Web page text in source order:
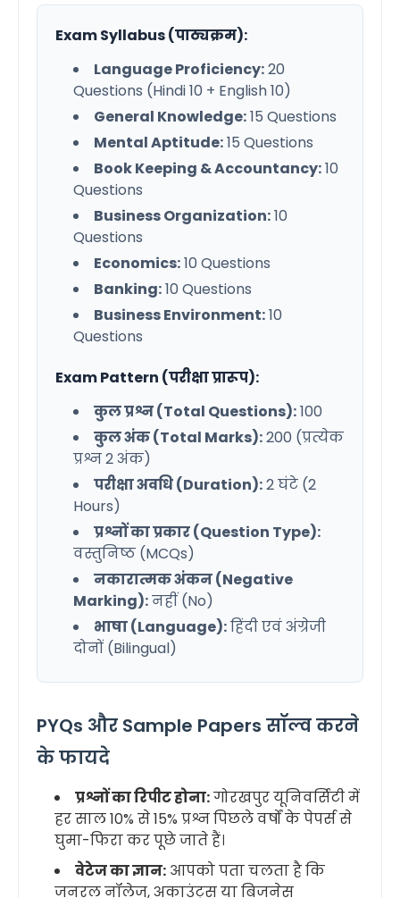
Exam Syllabus (पाठ्यक्रम):
Language Proficiency:20
Questions (Hindi 10 + English 10)
General Knowledge:15 Questions
Mental Aptitude:15 Questions
Book Keeping & Accountancy:10
Questions
Business Organization:10
Questions
Economics:10 Questions
Banking:10 Questions
Business Environment:10
Questions
Exam Pattern (परीक्षा प्रारूप):
कुल प्रश्न (Total Questions):100
कुल अंक (Total Marks):200 (प्रत्येक
प्रश्न 2 अंक)
परीक्षा अवधि (Duration):2 घंटे (2
Hours)
प्रश्नों का प्रकार (Question Type):
वस्तुनिष्ठ (MCQs)
नकारात्मक अंकन (Negative
Marking):नहीं (No)
भाषा (Language):हिंदी एवं अंग्रेजी
दोनों (Bilingual)
PYQs और Sample Papers सॉल्व करने
के फायदे
प्रश्नों का रिपीट होना:गोरखपुर यूनिवर्सिटी में
हर साल 10% से 15% प्रश्न पिछले वर्षों के पेपर्स से
घुमा-फिरा कर पूछे जाते हैं।
वेटेज का ज्ञान: आपको पता चलता है कि
जनरल नॉलेज, अकाउंट्स या बिजनेस